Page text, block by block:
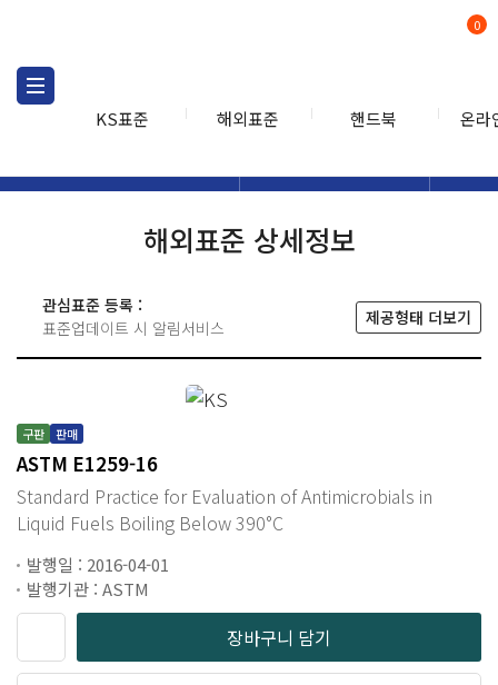
KS표준 해외표준 핸드북 온라
0
해외표준 상세정보
관심표준 등록 :
표준업데이트 시 알림서비스
제공형태 더보기
구판 판매
ASTM E1259-16
Standard Practice for Evaluation of Antimicrobials in
Liquid Fuels Boiling Below 390°C
발행일 : 2016-04-01
발행기관 : ASTM
장바구니 담기